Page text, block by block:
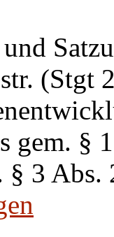
(Stgt
gem.
§ 3 Abs.